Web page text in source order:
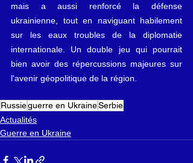
mais a aussi renforcé la défense
ukrainienne, tout en naviguant habilement
sur les eaux troubles de la diplomatie
internationale. Un double jeu qui pourrait
bien avoir des répercussions majeures sur
l'avenir géopolitique de la région.
Russieguerre en UkraineSerbie
Actualités
Guerre en Ukraine